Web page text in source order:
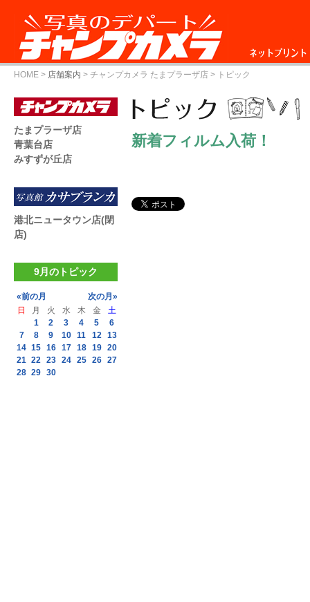
ネットプリント
HOME > 店舗案内 > チャンプカメラ たまプラーザ店 > トピック
新着フィルム入荷！
たまプラーザ店
青葉台店
みすずが丘店
港北ニュータウン店(閉
店)
9月のトピック
«前の月
次の月»
日
月 火 水 木 金
土
1
2 3 4 5
6
7
8 9 10 11 12 13
14 15 16 17 18 19 20
21 22 23 24 25 26 27
28 29 30